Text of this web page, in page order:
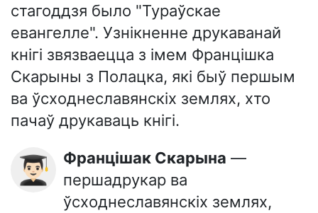
стагоддзя было "Тураўскае
евангелле". Узнікненне друкаванай
кнігі звязваецца з імем Францішка
Скарыны з Полацка, які быў першым
ва ўсходнеславянскіх землях, хто
пачаў друкаваць кнігі.
👨🏻‍🎓 Францішак Скарына —
першадрукар ва
ўсходнеславянскіх землях,